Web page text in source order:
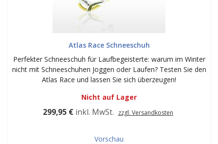
Atlas Race Schneeschuh
Perfekter Schneeschuh für Laufbegeisterte: warum im Winter
nicht mit Schneeschuhen Joggen oder Laufen? Testen Sie den
Atlas Race und lassen Sie sich überzeugen!
Nicht auf Lager
299,95 € inkl. MwSt. zzgl. Versandkosten
Vorschau